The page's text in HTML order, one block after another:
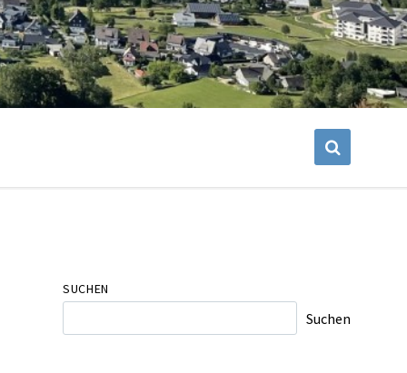
SUCHEN
Suchen